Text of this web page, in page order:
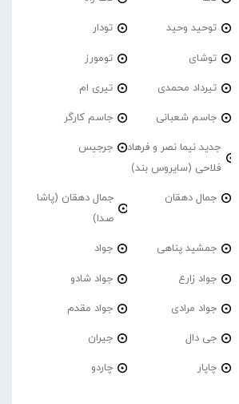
توحید وحید تودار
توشای تومورز
تیرداد محمدی تیری ام
جاسم شعبانی جاسم کارگر
جدید نیما نصر و فرهاد
فلاحی (سایروس بند)
جرجیس
جمال دهقان
جمال دهقان (پاشا
صدا)
جمشید پناهی جواد
جواد زارع جواد شادو
جواد مرادی جواد مقدم
جی دال جیران
چاپار چاردو